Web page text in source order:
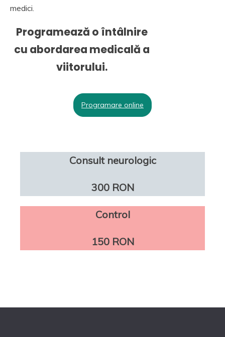
medici.
Programează o întâlnire
cu abordarea medicală a
viitorului.
Programare online
Consult neurologic
300 RON
Control
150 RON